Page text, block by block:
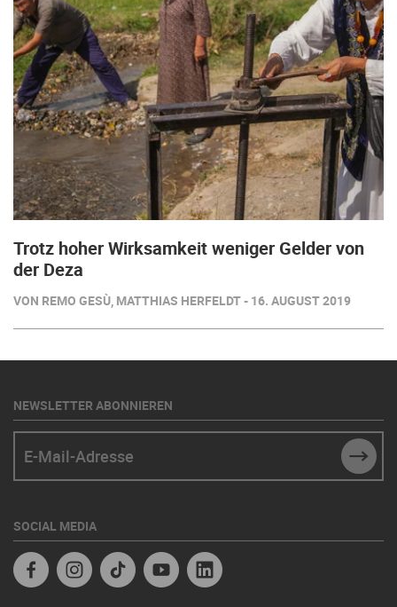
Trotz hoher Wirksamkeit weniger Gelder von
der Deza
VON REMO GESÙ, MATTHIAS HERFELDT - 16. AUGUST 2019
NEWSLETTER ABONNIEREN
SOCIAL MEDIA
FacebookInstagramTikTok Youtube